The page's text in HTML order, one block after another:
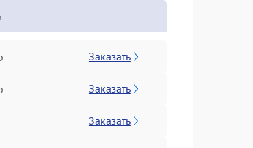
Заказать
Заказать
Заказать